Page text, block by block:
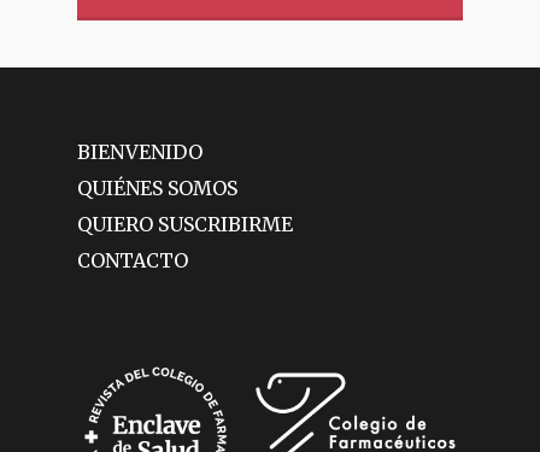
BIENVENIDO
QUIÉNES SOMOS
QUIERO SUSCRIBIRME
CONTACTO